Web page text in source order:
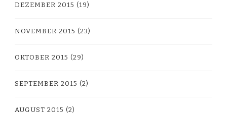
DEZEMBER 2015 (19)
NOVEMBER 2015 (23)
OKTOBER 2015 (29)
SEPTEMBER 2015 (2)
AUGUST 2015 (2)